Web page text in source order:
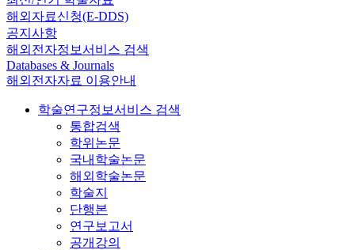
해외자료신청(E-DDS)
공지사항
해외전자정보서비스 검색
Databases & Journals
해외전자자료 이용안내
학술연구정보서비스 검색
통합검색
학위논문
국내학술논문
해외학술논문
학술지
단행본
연구보고서
공개강의